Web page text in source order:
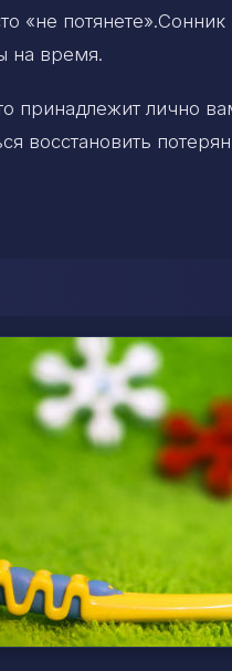
«не
на время.
принадлежит лично
восстановить